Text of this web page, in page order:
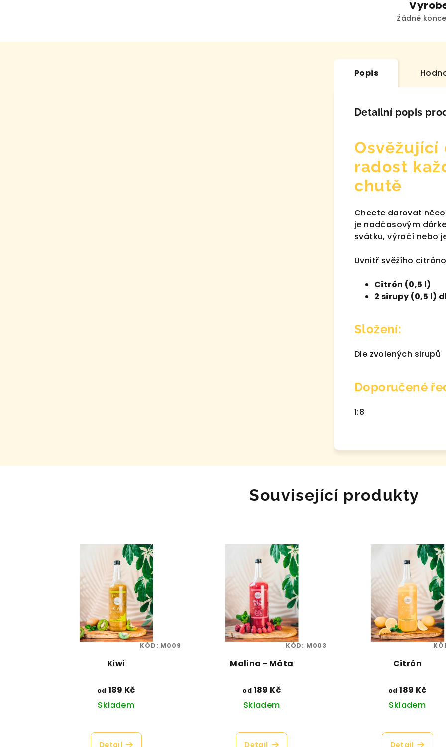
Žádné
Popis
Detailní popis
Osvěžující
radost
chutě
Chcete darovat
je nadčasovým
svátku, výročí nebo
Uvnitř svěžího
Citrón (0,5 l)
2 sirupy (0,5 l)
Složení:
Dle zvolených sirupů
Doporučené
1:8
Související produkty
Kiwi
od 189 Kč
Skladem
hodnocení
Detail
KÓD: M009
Malina - Máta
od 189 Kč
Skladem
hodnocení
Detail
KÓD: M003
Citrón
od 189 Kč
Skladem
Detail